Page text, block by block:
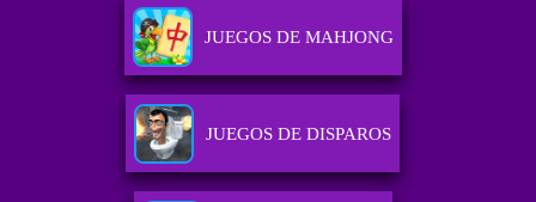
JUEGOS DE MAHJONG
JUEGOS DE DISPAROS